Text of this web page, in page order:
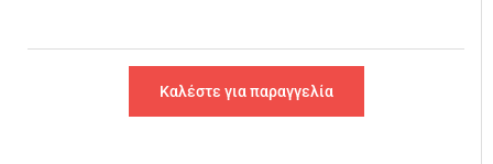
Καλέστε για παραγγελία